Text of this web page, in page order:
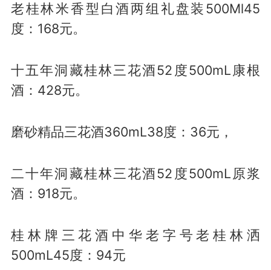
老桂林米香型白酒两组礼盘装500Ml45
度：168元。
十五年洞藏桂林三花酒52度500mL康根
酒：428元。
磨砂精品三花酒360mL38度：36元，
二十年洞藏桂林三花酒52度500mL原浆
酒：918元。
桂林牌三花酒中华老字号老桂林洒
500mL45度：94元